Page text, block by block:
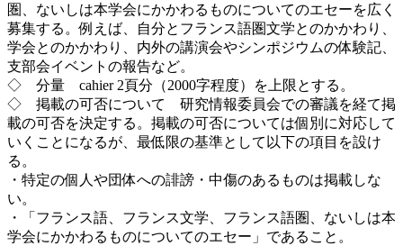
圏、ないしは本学会にかかわるものについてのエセーを広く
募集する。例えば、自分とフランス語圏文学とのかかわり、
学会とのかかわり、内外の講演会やシンポジウムの体験記、
支部会イベントの報告など。
◇ 分量 cahier 2頁分（2000字程度）を上限とする。
◇ 掲載の可否について 研究情報委員会での審議を経て掲
載の可否を決定する。掲載の可否については個別に対応して
いくことになるが、最低限の基準として以下の項目を設け
る。
・特定の個人や団体への誹謗・中傷のあるものは掲載しな
い。
・「フランス語、フランス文学、フランス語圏、ないしは本
学会にかかわるものについてのエセー」であること。